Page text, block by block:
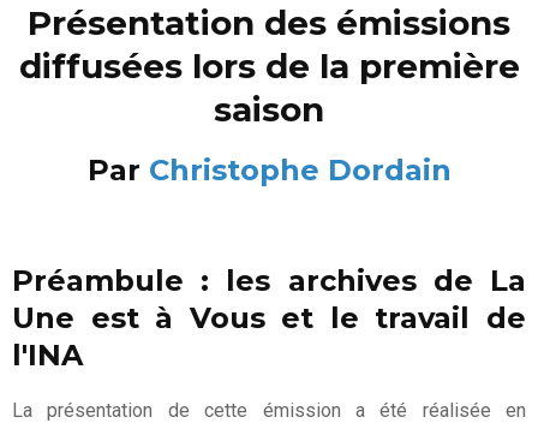
Présentation des émissions
diffusées lors de la première
saison
Par Christophe Dordain
Préambule : les archives de La
Une est à Vous et le travail de
l'INA
La présentation de cette émission a été réalisée en